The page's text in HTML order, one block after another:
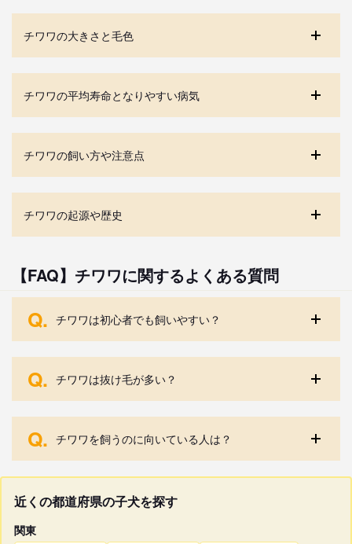
チワワの大きさと毛色
チワワの平均寿命となりやすい病気
チワワの飼い方や注意点
チワワの起源や歴史
【FAQ】チワワに関するよくある質問
Q. チワワは初心者でも飼いやすい？
Q. チワワは抜け毛が多い？
Q. チワワを飼うのに向いている人は？
近くの都道府県の子犬を探す
関東